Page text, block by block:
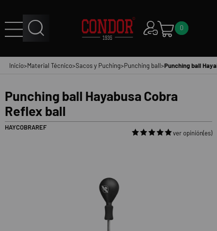
0
Inicio>Material Técnico>Sacos y Puching>Punching ball>Punching ball
Punching ball Hayabusa Cobra
Reflex ball
HAYCOBRAREF
ver opinión(es)